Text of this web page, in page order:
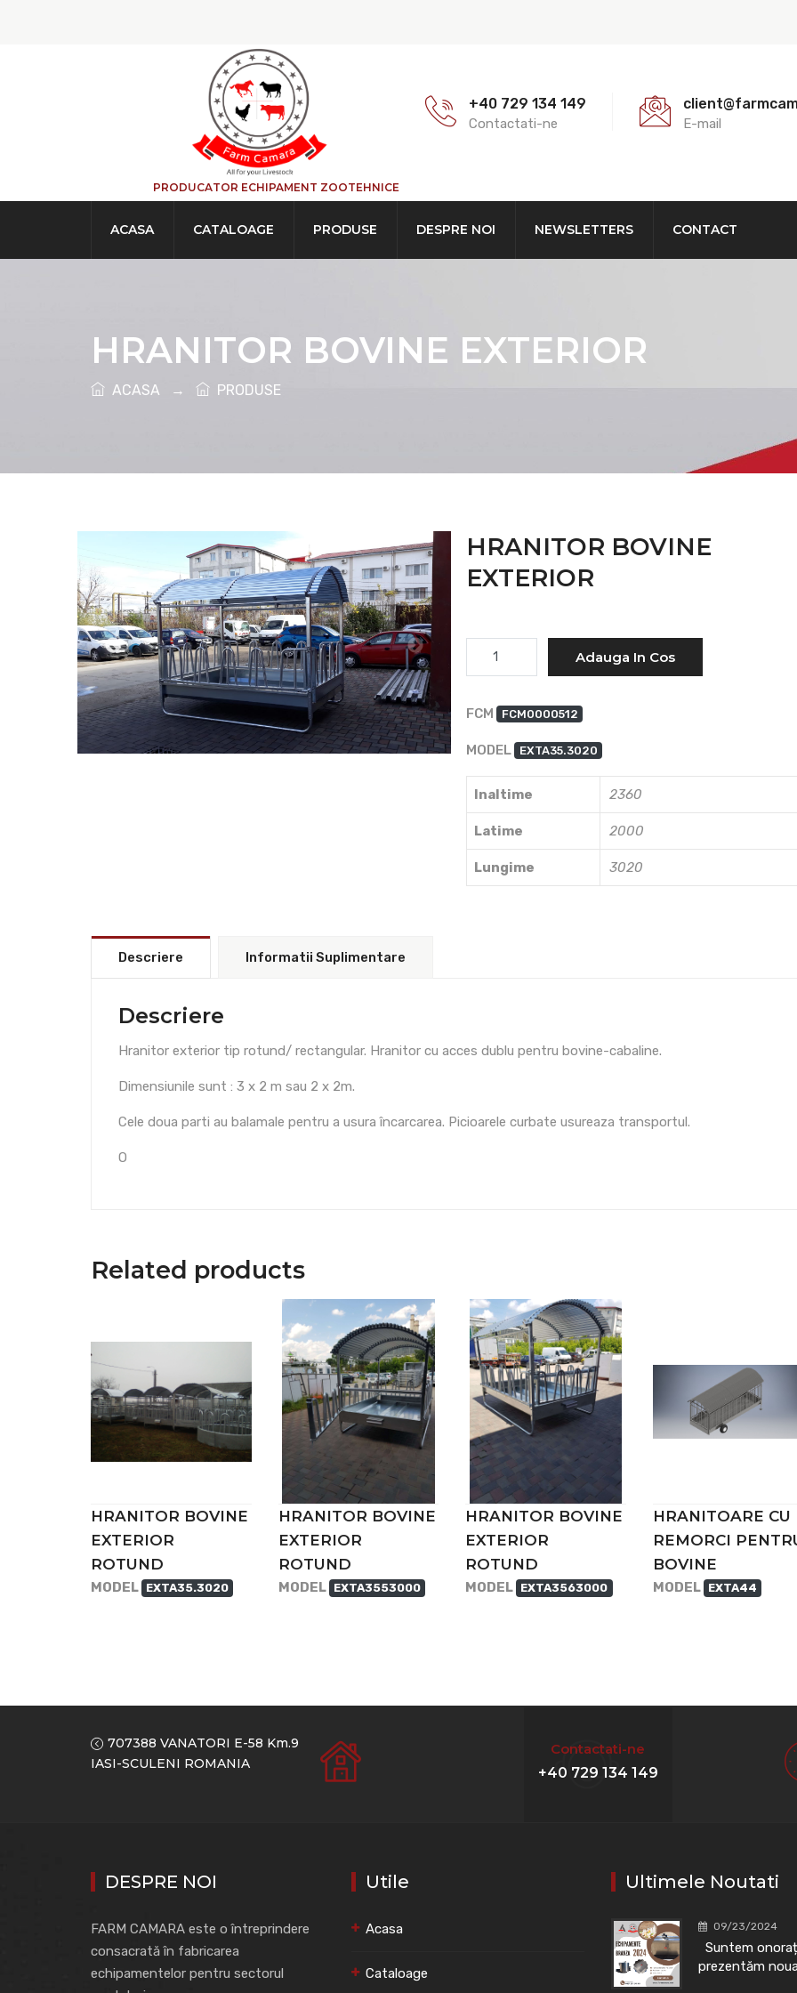
+40 729 134 149
Contactati-ne E-mail
PRODUCATOR ECHIPAMENT ZOOTEHNICE
ACASA CATALOAGE PRODUSE DESPRE NOI NEWSLETTERS CONTACT
HRANITOR BOVINE EXTERIOR
ACASA → PRODUSE
FARM CAMARA
HRANITOR BOVINE
EXTERIOR
Cantitate
Adauga In Cos
FCM FCM0000512
MODEL EXTA35.3020
Inaltime 2360
Latime 2000
Lungime 3020
Descriere Informatii Suplimentare
Descriere
Hranitor exterior tip rotund/ rectangular. Hranitor cu acces dublu pentru bovine-cabaline.
Dimensiunile sunt : 3 x 2 m sau 2 x 2m.
Cele doua parti au balamale pentru a usura încarcarea. Picioarele curbate usureaza transportul.
O
Related products
HRANITOR BOVINE
EXTERIOR
ROTUND
MODEL EXTA35.3020
HRANITOR BOVINE
EXTERIOR
ROTUND
MODEL EXTA3553000
HRANITOR BOVINE
EXTERIOR
ROTUND
MODEL EXTA3563000
HRANITOARE CU
REMORCI
BOVINE
MODEL EXTA44
707388 VANATORI E-58 Km.9
IASI-SCULENI ROMANIA
Contactati-ne
+40 729 134 149
DESPRE NOI
FARM CAMARA este o întreprindere
consacrată în fabricarea
echipamentelor pentru sectorul
Utile
Acasa
Cataloage
Ultimele Noutati
09/23/2024
Suntem
prezentăm